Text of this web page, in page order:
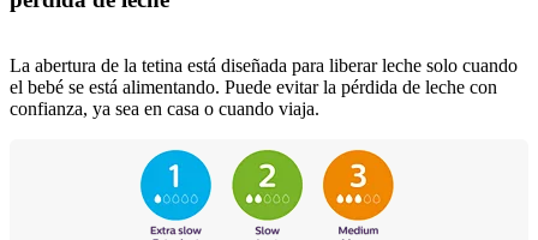
La abertura de la tetina está diseñada para liberar leche solo cuando
el bebé se está alimentando. Puede evitar la pérdida de leche con
confianza, ya sea en casa o cuando viaja.